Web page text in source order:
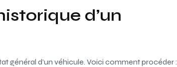
d’un
général d’un véhicule. Voici comment procéder :